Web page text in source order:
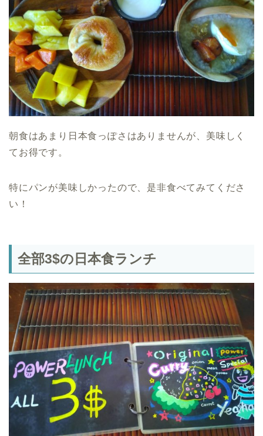
朝食はあまり日本食っぽさはありませんが、美味しく
てお得です。
特にパンが美味しかったので、是非食べてみてくださ
い！
全部3$の日本食ランチ